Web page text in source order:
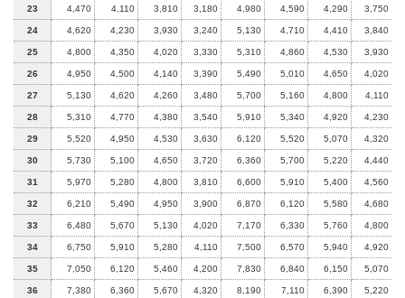
23 4,470 4,110 3,810 3,180 4,980 4,590 4,290 3,750
24 4,620 4,230 3,930 3,240 5,130 4,710 4,410 3,840
25 4,800 4,350 4,020 3,330 5,310 4,860 4,530 3,930
26 4,950 4,500 4,140 3,390 5,490 5,010 4,650 4,020
27 5,130 4,620 4,260 3,480 5,700 5,160 4,800 4,110
28 5,310 4,770 4,380 3,540 5,910 5,340 4,920 4,230
29 5,520 4,950 4,530 3,630 6,120 5,520 5,070 4,320
30 5,730 5,100 4,650 3,720 6,360 5,700 5,220 4,440
31 5,970 5,280 4,800 3,810 6,600 5,910 5,400 4,560
32 6,210 5,490 4,950 3,900 6,870 6,120 5,580 4,680
33 6,480 5,670 5,130 4,020 7,170 6,330 5,760 4,800
34 6,750 5,910 5,280 4,110 7,500 6,570 5,940 4,920
35 7,050 6,120 5,460 4,200 7,830 6,840 6,150 5,070
36 7,380 6,360 5,670 4,320 8,190 7,110 6,390 5,220